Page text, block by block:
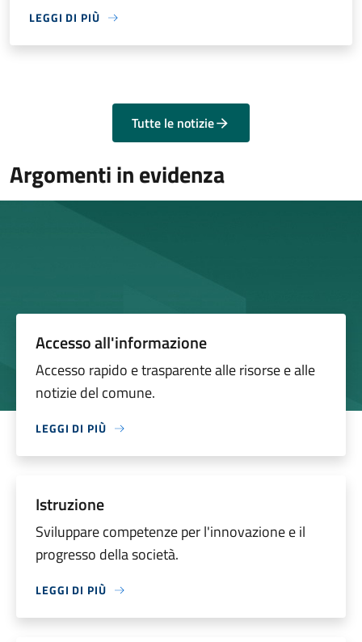
LEGGI DI PIÙ
Tutte le notizie
Argomenti in evidenza
Accesso all'informazione
Accesso rapido e trasparente alle risorse e alle
notizie del comune.
LEGGI DI PIÙ
Istruzione
Sviluppare competenze per l'innovazione e il
progresso della società.
LEGGI DI PIÙ